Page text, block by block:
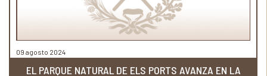
09 agosto 2024
EL PARQUE NATURAL DE ELS PORTS AVANZA EN LA